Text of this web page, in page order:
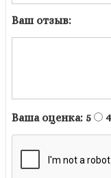
Ваш отзыв:
Ваша оценка: 5 4